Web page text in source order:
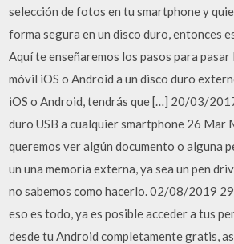
selección de fotos en tu smartphone y
forma segura en un disco duro, entonces
Aquí te enseñaremos los pasos para pasar
móvil iOS o Android a un disco duro
iOS o Android, tendrás que […] 20/03/
duro USB a cualquier smartphone 26 Mar
queremos ver algún documento o alguna
un una memoria externa, ya sea un pen
no sabemos como hacerlo. 02/08/2019
eso es todo, ya es posible acceder a tus
desde tu Android completamente gratis,